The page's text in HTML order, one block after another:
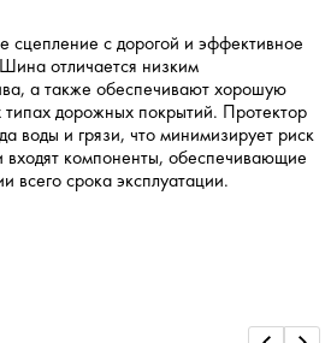
сцепление с дорогой и эффективное
отличается низким
а также обеспечивают хорошую
дорожных покрытий. Протектор
воды и грязи, что минимизирует риск
входят компоненты, обеспечивающие
всего срока эксплуатации.